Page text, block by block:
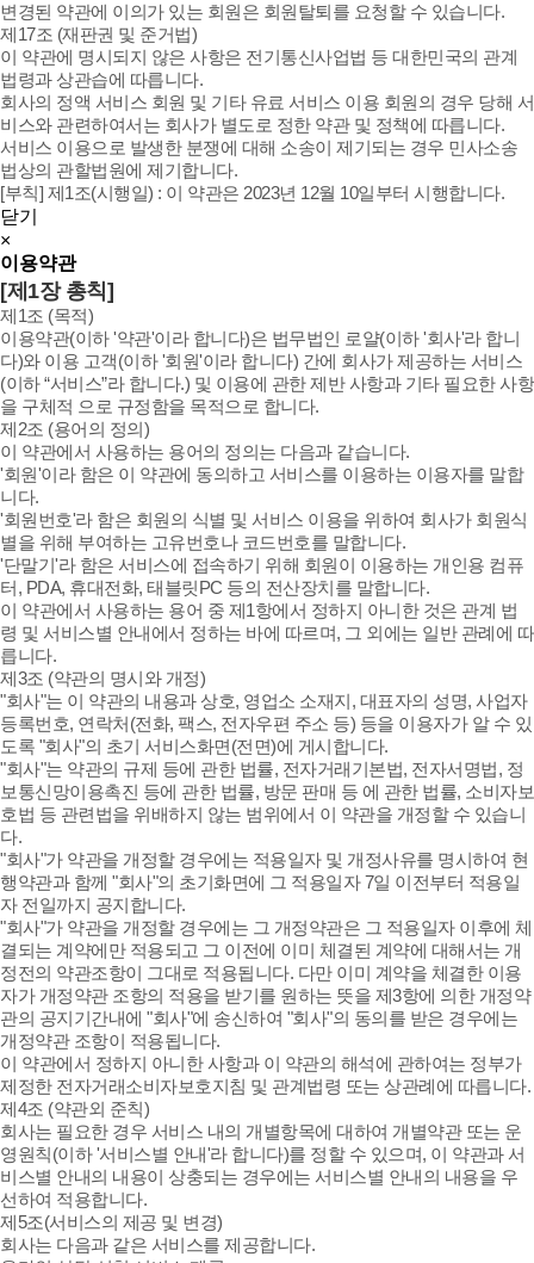
변경된 약관에 이의가 있는 회원은 회원탈퇴를 요청할 수 있습니다.
제17조 (재판권 및 준거법)
이 약관에 명시되지 않은 사항은 전기통신사업법 등 대한민국의 관계
법령과 상관습에 따릅니다.
회사의 정액 서비스 회원 및 기타 유료 서비스 이용 회원의 경우 당해 서
비스와 관련하여서는 회사가 별도로 정한 약관 및 정책에 따릅니다.
서비스 이용으로 발생한 분쟁에 대해 소송이 제기되는 경우 민사소송
법상의 관할법원에 제기합니다.
[부칙] 제1조(시행일) : 이 약관은 2023년 12월 10일부터 시행합니다.
닫기
×
이용약관
[제1장 총칙]
제1조 (목적)
이용약관(이하 '약관'이라 합니다)은 법무법인 로얄(이하 '회사'라 합니
다)와 이용 고객(이하 '회원'이라 합니다) 간에 회사가 제공하는 서비스
(이하 “서비스”라 합니다.) 및 이용에 관한 제반 사항과 기타 필요한 사항
을 구체적 으로 규정함을 목적으로 합니다.
제2조 (용어의 정의)
이 약관에서 사용하는 용어의 정의는 다음과 같습니다.
'회원'이라 함은 이 약관에 동의하고 서비스를 이용하는 이용자를 말합
니다.
'회원번호'라 함은 회원의 식별 및 서비스 이용을 위하여 회사가 회원식
별을 위해 부여하는 고유번호나 코드번호를 말합니다.
'단말기'라 함은 서비스에 접속하기 위해 회원이 이용하는 개인용 컴퓨
터, PDA, 휴대전화, 태블릿PC 등의 전산장치를 말합니다.
이 약관에서 사용하는 용어 중 제1항에서 정하지 아니한 것은 관계 법
령 및 서비스별 안내에서 정하는 바에 따르며, 그 외에는 일반 관례에 따
릅니다.
제3조 (약관의 명시와 개정)
"회사"는 이 약관의 내용과 상호, 영업소 소재지, 대표자의 성명, 사업자
등록번호, 연락처(전화, 팩스, 전자우편 주소 등) 등을 이용자가 알 수 있
도록 "회사"의 초기 서비스화면(전면)에 게시합니다.
"회사"는 약관의 규제 등에 관한 법률, 전자거래기본법, 전자서명법, 정
보통신망이용촉진 등에 관한 법률, 방문 판매 등 에 관한 법률, 소비자보
호법 등 관련법을 위배하지 않는 범위에서 이 약관을 개정할 수 있습니
다.
"회사"가 약관을 개정할 경우에는 적용일자 및 개정사유를 명시하여 현
행약관과 함께 "회사"의 초기화면에 그 적용일자 7일 이전부터 적용일
자 전일까지 공지합니다.
"회사"가 약관을 개정할 경우에는 그 개정약관은 그 적용일자 이후에 체
결되는 계약에만 적용되고 그 이전에 이미 체결된 계약에 대해서는 개
정전의 약관조항이 그대로 적용됩니다. 다만 이미 계약을 체결한 이용
자가 개정약관 조항의 적용을 받기를 원하는 뜻을 제3항에 의한 개정약
관의 공지기간내에 "회사"에 송신하여 "회사"의 동의를 받은 경우에는
개정약관 조항이 적용됩니다.
이 약관에서 정하지 아니한 사항과 이 약관의 해석에 관하여는 정부가
제정한 전자거래소비자보호지침 및 관계법령 또는 상관례에 따릅니다.
제4조 (약관외 준칙)
회사는 필요한 경우 서비스 내의 개별항목에 대하여 개별약관 또는 운
영원칙(이하 '서비스별 안내'라 합니다)를 정할 수 있으며, 이 약관과 서
비스별 안내의 내용이 상충되는 경우에는 서비스별 안내의 내용을 우
선하여 적용합니다.
제5조(서비스의 제공 및 변경)
회사는 다음과 같은 서비스를 제공합니다.